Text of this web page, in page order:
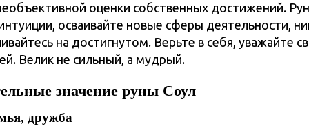
оценки собственных достижений.
осваивайте новые сферы деятельности,
на достигнутом. Верьте в себя, уважайте
Велик не сильный, а мудрый.
значение руны Соул
дружба